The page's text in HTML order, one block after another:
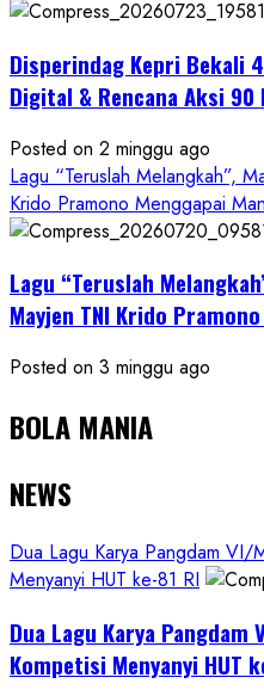
Disperindag Kepri Bekali
Digital & Rencana Aksi
Posted on 2 minggu ago
Lagu “Teruslah Melangkah”,
Krido Pramono Menggapai
Lagu “Teruslah
Mayjen TNI Krido
Posted on 3 minggu ago
BOLA MANIA
NEWS
Dua Lagu Karya Pangdam VI/
Menyanyi HUT ke-81 RI
Dua Lagu Karya
Kompetisi Menyanyi HUT